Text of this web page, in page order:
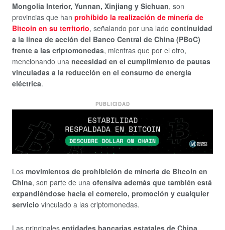
Mongolia Interior, Yunnan, Xinjiang y Sichuan, son
provincias que han prohibido la realización de minería de
Bitcoin en su territorio, señalando por una lado continuidad
a la línea de acción del Banco Central de China (PBoC)
frente a las criptomonedas, mientras que por el otro,
mencionando una necesidad en el cumplimiento de pautas
vinculadas a la reducción en el consumo de energía
eléctrica.
PUBLICIDAD
Los movimientos de prohibición de minería de Bitcoin en
China, son parte de una ofensiva además que también está
expandiéndose hacia el comercio, promoción y cualquier
servicio vinculado a las criptomonedas.
Las principales entidades bancarias estatales de China,